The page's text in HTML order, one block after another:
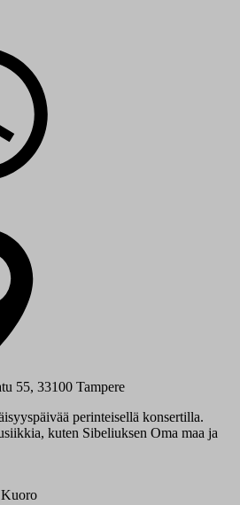
55, 33100 Tampere
perinteisellä konsertilla.
kuten Sibeliuksen Oma maa ja
Kuoro